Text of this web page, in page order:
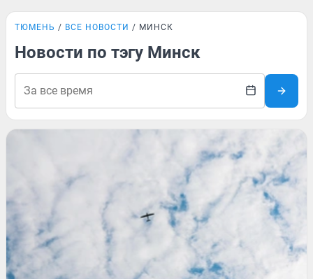
ТЮМЕНЬ ВСЕ НОВОСТИ МИНСК
Новости по тэгу Минск